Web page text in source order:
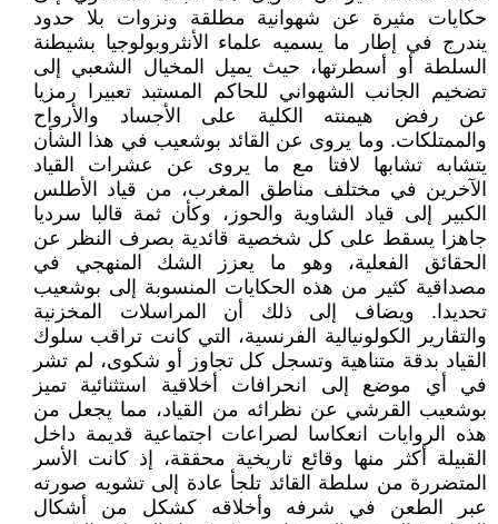
حكايات مثيرة عن شهوانية مطلقة ونزوات بلا حدود
يندرج في إطار ما يسميه علماء الأنثروبولوجيا بشيطنة
السلطة أو أسطرتها، حيث يميل المخيال الشعبي إلى
تضخيم الجانب الشهواني للحاكم المستبد تعبيرا رمزيا
عن رفض هيمنته الكلية على الأجساد والأرواح
والممتلكات. وما يروى عن القائد بوشعيب في هذا الشأن
يتشابه تشابها لافتا مع ما يروى عن عشرات القياد
الآخرين في مختلف مناطق المغرب، من قياد الأطلس
الكبير إلى قياد الشاوية والحوز، وكأن ثمة قالبا سرديا
جاهزا يسقط على كل شخصية قائدية بصرف النظر عن
الحقائق الفعلية، وهو ما يعزز الشك المنهجي في
مصداقية كثير من هذه الحكايات المنسوبة إلى بوشعيب
تحديدا. ويضاف إلى ذلك أن المراسلات المخزنية
والتقارير الكولونيالية الفرنسية، التي كانت تراقب سلوك
القياد بدقة متناهية وتسجل كل تجاوز أو شكوى، لم تشر
في أي موضع إلى انحرافات أخلاقية استثنائية تميز
بوشعيب القرشي عن نظرائه من القياد، مما يجعل من
هذه الروايات انعكاسا لصراعات اجتماعية قديمة داخل
القبيلة أكثر منها وقائع تاريخية محققة، إذ كانت الأسر
المتضررة من سلطة القائد تلجأ عادة إلى تشويه صورته
عبر الطعن في شرفه وأخلاقه كشكل من أشكال